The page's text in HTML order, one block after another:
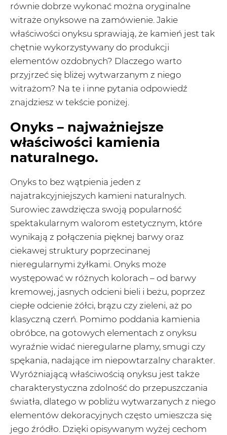
równie dobrze wykonać można oryginalne
witraże onyksowe na zamówienie. Jakie
właściwości onyksu sprawiają, że kamień jest tak
chętnie wykorzystywany do produkcji
elementów ozdobnych? Dlaczego warto
przyjrzeć się bliżej wytwarzanym z niego
witrażom? Na te i inne pytania odpowiedź
znajdziesz w tekście poniżej.
Onyks – najważniejsze
właściwości kamienia
naturalnego.
Onyks to bez wątpienia jeden z
najatrakcyjniejszych kamieni naturalnych.
Surowiec zawdzięcza swoją popularność
spektakularnym walorom estetycznym, które
wynikają z połączenia pięknej barwy oraz
ciekawej struktury poprzecinanej
nieregularnymi żyłkami. Onyks może
występować w różnych kolorach – od barwy
kremowej, jasnych odcieni bieli i beżu, poprzez
ciepłe odcienie żółci, brązu czy zieleni, aż po
klasyczną czerń. Pomimo poddania kamienia
obróbce, na gotowych elementach z onyksu
wyraźnie widać nieregularne plamy, smugi czy
spękania, nadające im niepowtarzalny charakter.
Wyróżniającą właściwością onyksu jest także
charakterystyczna zdolność do przepuszczania
światła, dlatego w pobliżu wytwarzanych z niego
elementów dekoracyjnych często umieszcza się
jego źródło. Dzięki opisywanym wyżej cechom